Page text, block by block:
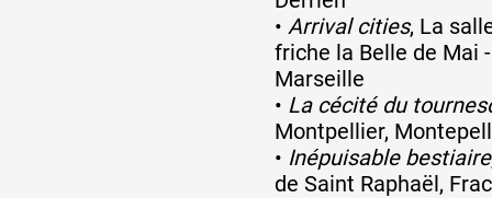
• Arrival cities, La
friche la Belle de Mai
Marseille
• La cécité du
Montpellier,
• Inépuisable bestiaire
de Saint Raphaël,